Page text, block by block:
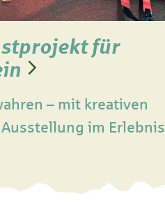
für
– mit kreativen
im Erlebnis